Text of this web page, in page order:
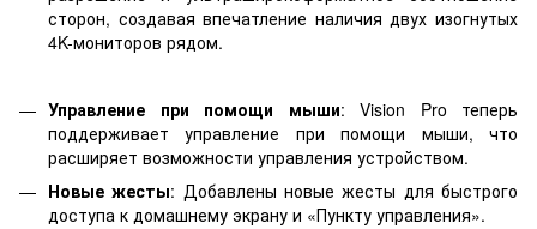
сторон, создавая впечатление наличия двух изогнутых
4K-мониторов рядом.
Управление при помощи мыши: Vision Pro теперь
поддерживает управление при помощи мыши, что
расширяет возможности управления устройством.
Новые жесты: Добавлены новые жесты для быстрого
доступа к домашнему экрану и «Пункту управления».